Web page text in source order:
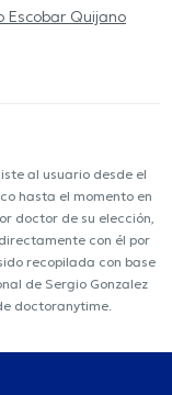
Escobar Quijano
al usuario desde el
hasta el momento en
doctor de su elección,
con él por
recopilada con base
de Sergio Gonzalez
doctoranytime.